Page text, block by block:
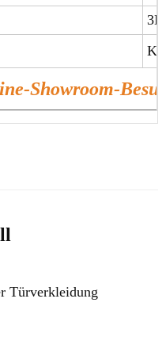
Showroom-
Türverkleidung